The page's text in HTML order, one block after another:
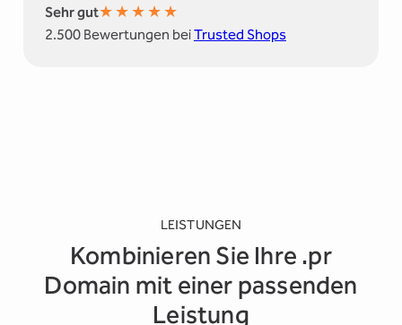
Sehr gut★★★★★
2.500 Bewertungen beiTrusted Shops
LEISTUNGEN
Kombinieren Sie Ihre .pr
Domain mit einer passenden
Leistung